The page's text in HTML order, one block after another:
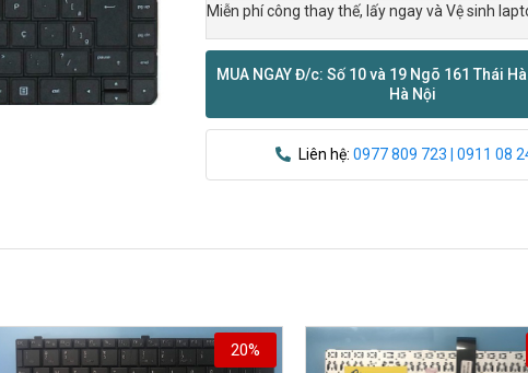
Miễn phí công thay thế, lấy ngay và Vệ sinh
MUA NGAY Đ/c: Số 10 và 19 Ngõ 161 Thái
Hà Nội
Liên hệ:0977 809 723 | 0911 08
20%